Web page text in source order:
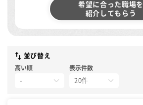
希望に合った職場を
紹介してもらう
並び替え
高い順 表示件数